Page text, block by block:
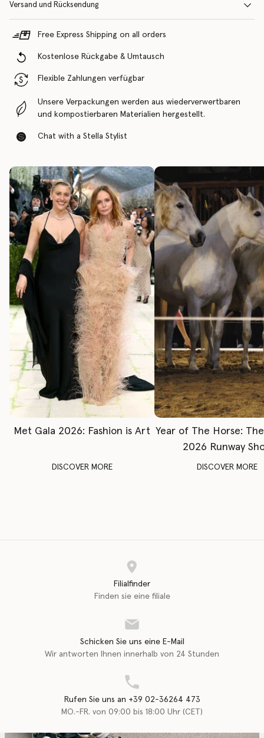
Versand und Rücksendung
Free Express Shipping on all orders
Kostenlose Rückgabe & Umtausch
Flexible Zahlungen verfügbar
Unsere Verpackungen werden aus wiederverwertbaren
und kompostierbaren Materialien hergestellt.
Chat with a Stella Stylist
Met Gala 2026: Fashion is Art
DISCOVER MORE
Year of The Horse:
2026 Runway
DISCOVER MORE
Filialfinder
Finden sie eine filiale
Schicken Sie uns eine E-Mail
Wir antworten Ihnen innerhalb von 24 Stunden
Rufen Sie uns an +39 02-36264 473
MO.-FR. von 09:00 bis 18:00 Uhr (CET)